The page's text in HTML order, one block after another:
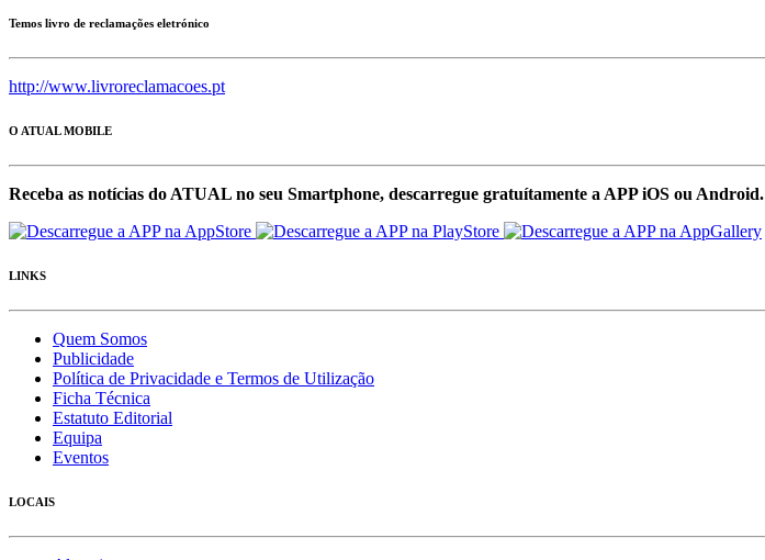
Temos livro de reclamações eletrónico
http://www.livroreclamacoes.pt
O ATUAL MOBILE
Receba as notícias do ATUAL no seu Smartphone, descarregue gratuítamente a APP iOS ou Android.
LINKS
Quem Somos
Publicidade
Política de Privacidade e Termos de Utilização
Ficha Técnica
Estatuto Editorial
Equipa
Eventos
LOCAIS